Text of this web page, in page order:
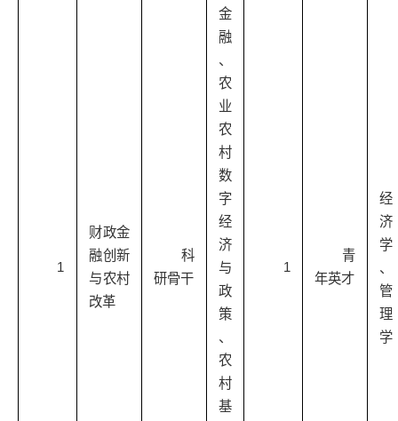
1
财政金
融创新
与农村
改革
科
研骨干
金
融
、
农
业
农
村
数
字
经
济
与
政
策
、
农
村
基
1
青
年英才
经
济
学
、
管
理
学